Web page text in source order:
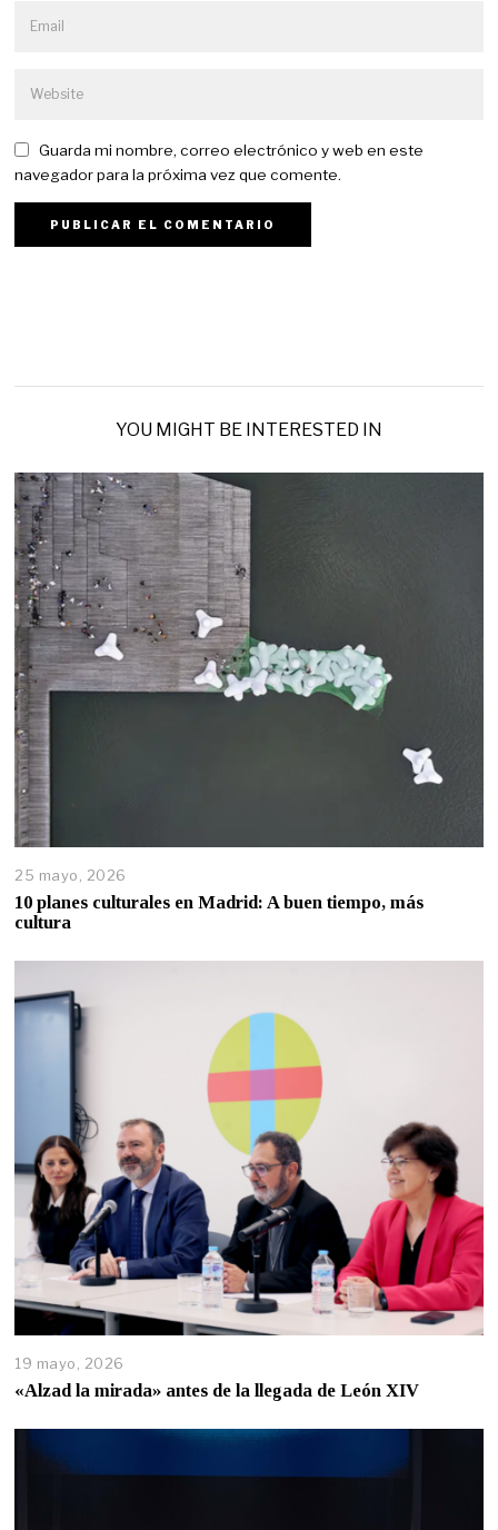
Guarda mi nombre, correo electrónico y web en este
navegador para la próxima vez que comente.
YOU MIGHT BE INTERESTED IN
25 mayo, 2026
10 planes culturales en Madrid: A buen tiempo, más
cultura
19 mayo, 2026
«Alzad la mirada» antes de la llegada de León XIV